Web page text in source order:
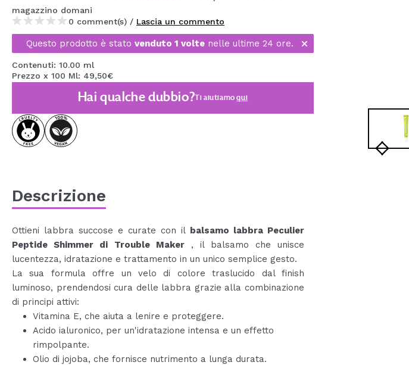
MAQUIFARMA
KOREA ZONE
TRAVEL SIZE
NATURE
SPECIALE
OUTLET
PROSSIMAMENTE
magazzino domani
0 comment(s) / Lascia un commento
Questo prodotto è stato venduto 1 volte nelle ultime 24 ore.
Contenuti: 10.00 ml
Prezzo x 100 Ml: 49,50€
Hai qualche dubbio?Ti aiutiamoqui
Descrizione
Ottieni labbra succose e curate con il balsamo labbra Peculier
Peptide Shimmer di Trouble Maker , il balsamo che unisce
lucentezza, idratazione e trattamento in un unico semplice gesto.
La sua formula offre un velo di colore traslucido dal finish
luminoso, prendendosi cura delle labbra grazie alla combinazione
di principi attivi:
Vitamina E, che aiuta a lenire e proteggere.
Acido ialuronico, per un'idratazione intensa e un effetto
rimpolpante.
Olio di jojoba, che fornisce nutrimento a lunga durata.